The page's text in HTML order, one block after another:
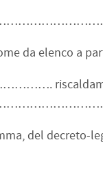
da elenco a
……………….
del